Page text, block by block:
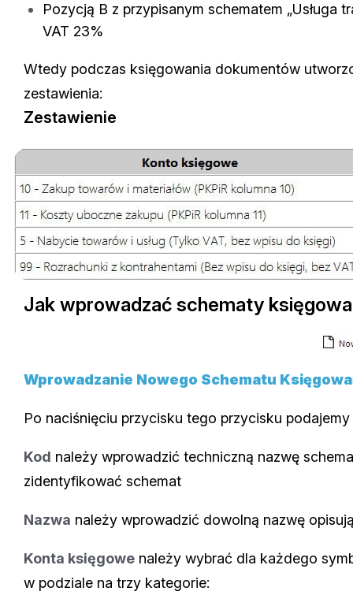
Pozycją B z przypisanym schematem „Usługa
VAT 23%
Wtedy podczas księgowania dokumentów
zestawienia:
Zestawienie
Jak wprowadzać schematy
Wprowadzanie Nowego Schematu
Po naciśnięciu przycisku tego przycisku podajemy
Kod należy wprowadzić techniczną nazwę
zidentyfikować schemat
Nazwa należy wprowadzić dowolną nazwę
Konta księgowe należy wybrać dla każdego
w podziale na trzy kategorie: